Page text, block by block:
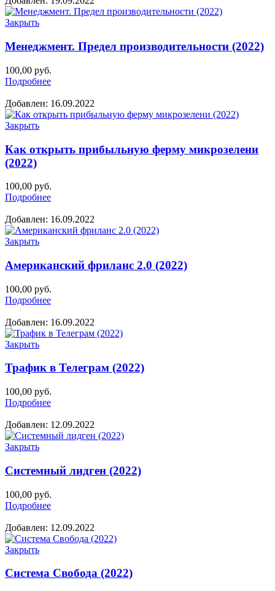
Закрыть
Менеджмент. Предел производительности (2022)
100,00 руб.
Подробнее
Добавлен: 16.09.2022
Закрыть
Как открыть прибыльную ферму микрозелени
(2022)
100,00 руб.
Подробнее
Добавлен: 16.09.2022
Закрыть
Американский фриланс 2.0 (2022)
100,00 руб.
Подробнее
Добавлен: 16.09.2022
Закрыть
Трафик в Телеграм (2022)
100,00 руб.
Подробнее
Добавлен: 12.09.2022
Закрыть
Системный лидген (2022)
100,00 руб.
Подробнее
Добавлен: 12.09.2022
Закрыть
Система Свобода (2022)